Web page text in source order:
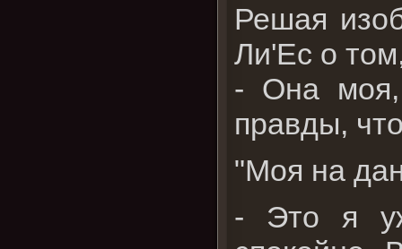
Решая
Ли'Ес о
- Она моя,
правды,
"Моя на
- Это я